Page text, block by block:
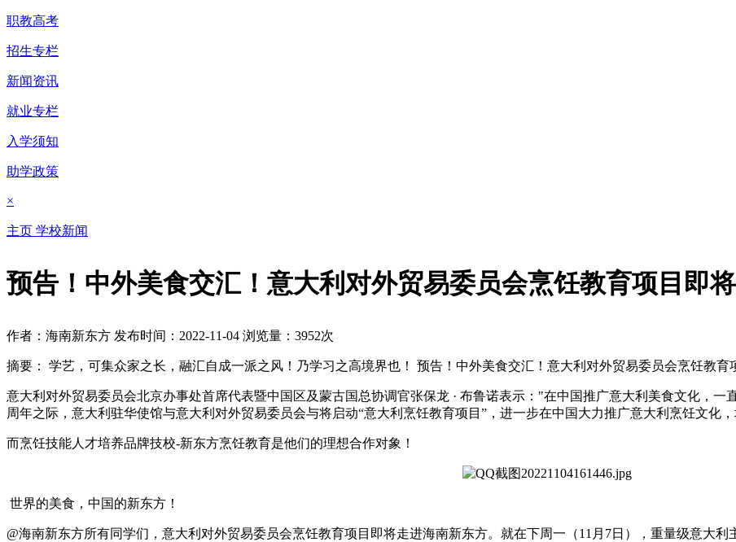
职教高考
招生专栏
新闻资讯
就业专栏
入学须知
助学政策
×
主页 学校新闻
预告！中外美食交汇！意大利对外贸易委员会烹饪教育项目即
作者：海南新东方 发布时间：2022-11-04 浏览量：3952次
摘要： 学艺，可集众家之长，融汇自成一派之风！乃学习之高境界也！ 预告！中外美食交汇！意大利对外贸易委员会烹饪教育
意大利对外贸易委员会北京办事处首席代表暨中国区及蒙古国总协调官张保龙 · 布鲁诺表示："在中国推广意大利美食文化，一
周年之际，意大利驻华使馆与意大利对外贸易委员会与将启动“意大利烹饪教育项目”，进一步在中国大力推广意大利烹饪文化
而烹饪技能人才培养品牌技校-新东方烹饪教育是他们的理想合作对象！
世界的美食，中国的新东方！
@海南新东方所有同学们，意大利对外贸易委员会烹饪教育项目即将走进海南新东方。就在下周一（11月7日），重量级意大